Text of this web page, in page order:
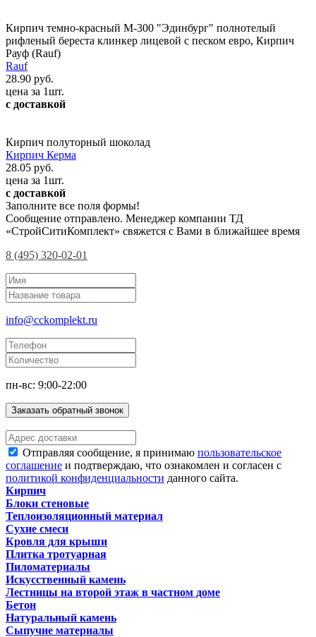
Кирпич темно-красный М-300 "Эдинбург" полнотелый
рифленый береста клинкер лицевой с песком евро, Кирпич
Рауф (Rauf)
Rauf
28.90 руб.
цена за 1шт.
с доставкой
Кирпич полуторный шоколад
Кирпич Керма
28.05 руб.
цена за 1шт.
с доставкой
Заполните все поля формы!
Сообщение отправлено. Менеджер компании ТД
«СтройСитиКомплект» свяжется с Вами в ближайшее время
8 (495) 320-02-01
info@cckomplekt.ru
пн-вс: 9:00-22:00
Заказать обратный звонок
Отправляя сообщение, я принимаю пользовательское
соглашение и подтверждаю, что ознакомлен и согласен с
политикой конфиденциальности данного сайта.
Кирпич
Блоки стеновые
Теплоизоляционный материал
Сухие смеси
Кровля для крыши
Плитка тротуарная
Пиломатериалы
Искусственный камень
Лестницы на второй этаж в частном доме
Бетон
Натуральный камень
Сыпучие материалы